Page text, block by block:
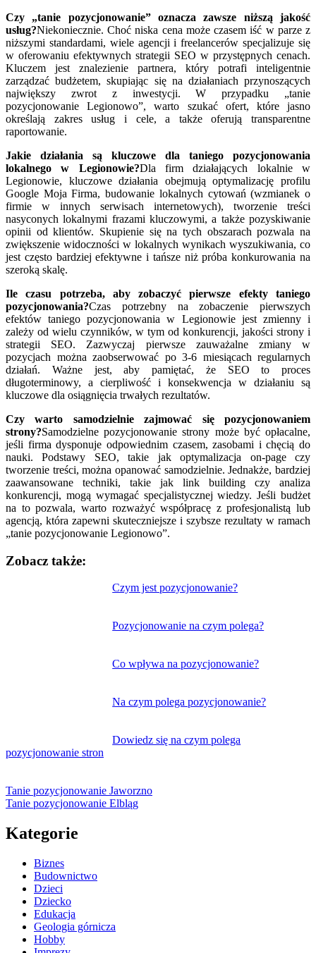
Czy „tanie pozycjonowanie” oznacza zawsze niższą jakość
usług?Niekoniecznie. Choć niska cena może czasem iść w parze z
niższymi standardami, wiele agencji i freelancerów specjalizuje się
w oferowaniu efektywnych strategii SEO w przystępnych cenach.
Kluczem jest znalezienie partnera, który potrafi inteligentnie
zarządzać budżetem, skupiając się na działaniach przynoszących
największy zwrot z inwestycji. W przypadku „tanie
pozycjonowanie Legionowo”, warto szukać ofert, które jasno
określają zakres usług i cele, a także oferują transparentne
raportowanie.
Jakie działania są kluczowe dla taniego pozycjonowania
lokalnego w Legionowie?Dla firm działających lokalnie w
Legionowie, kluczowe działania obejmują optymalizację profilu
Google Moja Firma, budowanie lokalnych cytowań (wzmianek o
firmie w innych serwisach internetowych), tworzenie treści
nasyconych lokalnymi frazami kluczowymi, a także pozyskiwanie
opinii od klientów. Skupienie się na tych obszarach pozwala na
zwiększenie widoczności w lokalnych wynikach wyszukiwania, co
jest często bardziej efektywne i tańsze niż próba konkurowania na
szeroką skalę.
Ile czasu potrzeba, aby zobaczyć pierwsze efekty taniego
pozycjonowania?Czas potrzebny na zobaczenie pierwszych
efektów taniego pozycjonowania w Legionowie jest zmienny i
zależy od wielu czynników, w tym od konkurencji, jakości strony i
strategii SEO. Zazwyczaj pierwsze zauważalne zmiany w
pozycjach można zaobserwować po 3-6 miesiącach regularnych
działań. Ważne jest, aby pamiętać, że SEO to proces
długoterminowy, a cierpliwość i konsekwencja w działaniu są
kluczowe dla osiągnięcia trwałych rezultatów.
Czy warto samodzielnie zajmować się pozycjonowaniem
strony?Samodzielne pozycjonowanie strony może być opłacalne,
jeśli firma dysponuje odpowiednim czasem, zasobami i chęcią do
nauki. Podstawy SEO, takie jak optymalizacja on-page czy
tworzenie treści, można opanować samodzielnie. Jednakże, bardziej
zaawansowane techniki, takie jak link building czy analiza
konkurencji, mogą wymagać specjalistycznej wiedzy. Jeśli budżet
na to pozwala, warto rozważyć współpracę z profesjonalistą lub
agencją, która zapewni skuteczniejsze i szybsze rezultaty w ramach
„tanie pozycjonowanie Legionowo”.
Zobacz także:
Czym jest pozycjonowanie?
Pozycjonowanie na czym polega?
Co wpływa na pozycjonowanie?
Na czym polega pozycjonowanie?
Dowiedz się na czym polega
pozycjonowanie stron
Tanie pozycjonowanie Jaworzno
Tanie pozycjonowanie Elbląg
Kategorie
Biznes
Budownictwo
Dzieci
Dziecko
Edukacja
Geologia górnicza
Hobby